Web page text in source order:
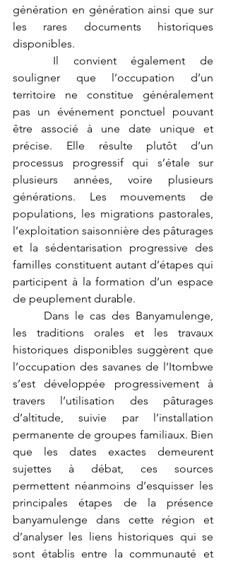
génération en génération ainsi que sur
les rares documents historiques
disponibles.
souligner que l’occupation d’un
territoire ne constitue généralement
pas un événement ponctuel pouvant
être associé à une date unique et
précise. Elle résulte plutôt d’un
processus progressif qui s’étale sur
plusieurs années, voire plusieurs
générations. Les mouvements de
populations, les migrations pastorales,
l’exploitation saisonnière des pâturages
et la sédentarisation progressive des
familles constituent autant d’étapes qui
participent à la formation d’un espace
de peuplement durable.
les traditions orales et les travaux
historiques disponibles suggèrent que
l’occupation des savanes de l’Itombwe
s’est développée progressivement à
travers l’utilisation des pâturages
d’altitude, suivie par l’installation
permanente de groupes familiaux. Bien
que les dates exactes demeurent
sujettes à débat, ces sources
permettent néanmoins d’esquisser les
principales étapes de la présence
banyamulenge dans cette région et
d’analyser les liens historiques qui se
sont établis entre la communauté et